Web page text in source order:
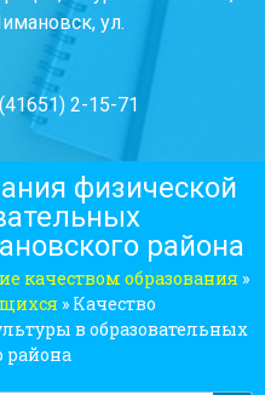
ул.
2-15-71
физической
района
качеством образования »
» Качество
в образовательных
района